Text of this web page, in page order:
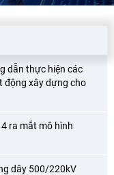
dẫn thực hiện các
động xây dựng cho
ra mắt mô hình
dây 500/220kV